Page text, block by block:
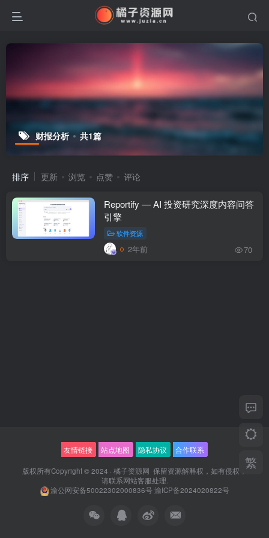
财报分析 共1篇
排序 更新 浏览 点赞 评论
Reportify — AI 投资研究深度内容问答
引擎
软件资源
2年前 70
友情链接 站点地图 隐私协议 合作联系
版权所有Copyright © 2024 · 橘子资源网 保留资源解释权，如有侵权，
请联系网站客服处理.
渝公网安备50022302000836号 渝ICP备2024020822号
繁